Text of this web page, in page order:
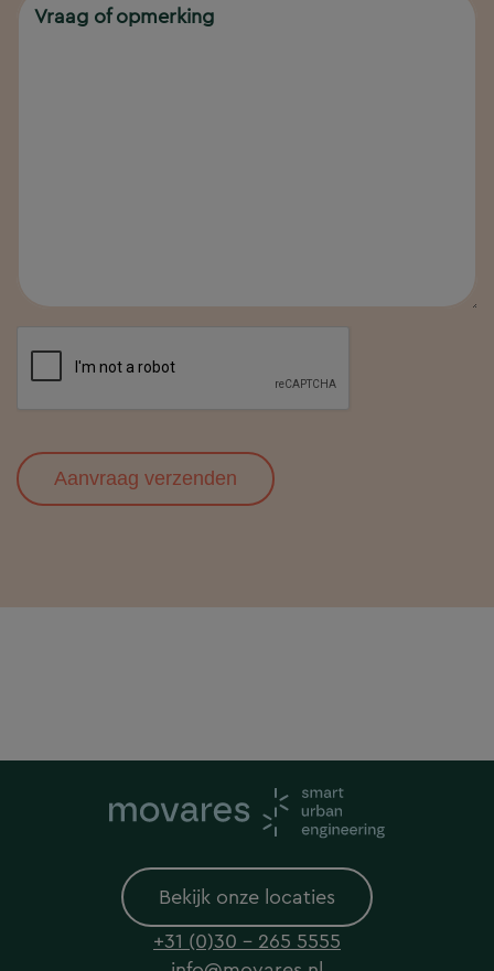
Vraag of opmerking
Aanvraag verzenden
Bekijk onze locaties
+31 (0)30 - 265 5555